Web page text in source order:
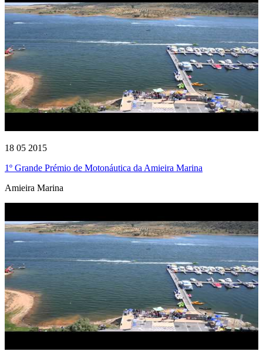
18 05 2015
1º Grande Prémio de Motonáutica da Amieira Marina
Amieira Marina